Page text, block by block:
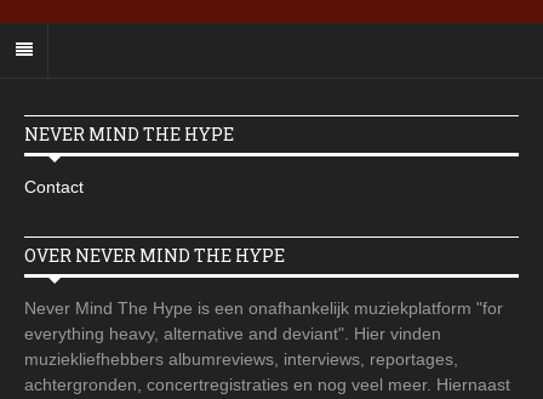
NEVER MIND THE HYPE
Contact
OVER NEVER MIND THE HYPE
Never Mind The Hype is een onafhankelijk muziekplatform "for
everything heavy, alternative and deviant". Hier vinden
muziekliefhebbers albumreviews, interviews, reportages,
achtergronden, concertregistraties en nog veel meer. Hiernaast